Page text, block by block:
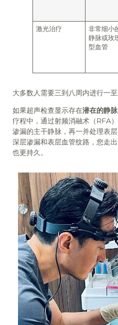
激光治疗
非常细小
静脉或玫
型血管
大多数人需要三到八周内进行一
如果超声检查显示存在潜在的静
疗程中，通过射频消融术（RFA
渗漏的主干静脉，再一并处理表
深层渗漏和表层血管纹路，您走
也更持久。